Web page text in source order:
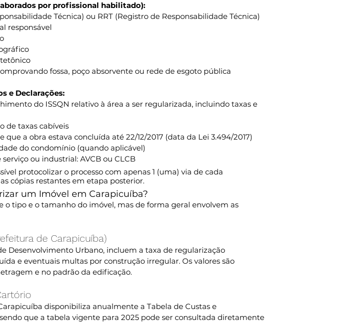
por profissional habilitado):
Técnica) ou RRT (Registro de Responsabilidade Técnica)
responsável
fossa, poço absorvente ou rede de esgoto pública
e Declarações:
do ISSQN relativo à área a ser regularizada, incluindo taxas e
de taxas cabíveis
que a obra estava concluída até 22/12/2017 (data da Lei 3.494/2017)
do condomínio (quando aplicável)
ou industrial: AVCB ou CLCB
protocolizar o processo com apenas 1 (uma) via de cada
cópias restantes em etapa posterior.
um Imóvel em Carapicuíba?
o tipo e o tamanho do imóvel, mas de forma geral envolvem as
de Carapicuíba)
Desenvolvimento Urbano, incluem a taxa de regularização
e eventuais multas por construção irregular. Os valores são
e no padrão da edificação.
disponibiliza anualmente a Tabela de Custas e
que a tabela vigente para 2025 pode ser consultada diretamente